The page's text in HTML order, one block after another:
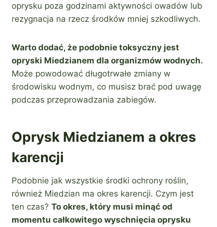
oprysku poza godzinami aktywności owadów lub
rezygnacja na rzecz środków mniej szkodliwych.
Warto dodać, że podobnie toksyczny jest
opryski Miedzianem dla organizmów wodnych.
Może powodować długotrwałe zmiany w
środowisku wodnym, co musisz brać pod uwagę
podczas przeprowadzania zabiegów.
Oprysk Miedzianem a okres
karencji
Podobnie jak wszystkie środki ochrony roślin,
również Miedzian ma okres karencji. Czym jest
ten czas? To okres, który musi minąć od
momentu całkowitego wyschnięcia oprysku